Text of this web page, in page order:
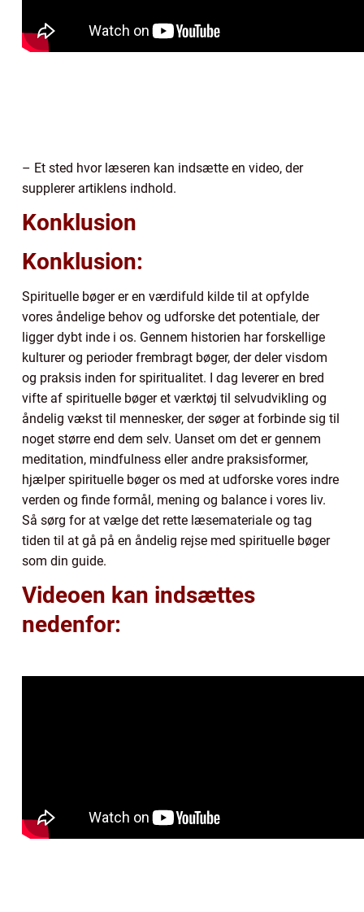
– Et sted hvor læseren kan indsætte en video, der
supplerer artiklens indhold.
Konklusion
Konklusion:
Spirituelle bøger er en værdifuld kilde til at opfylde
vores åndelige behov og udforske det potentiale, der
ligger dybt inde i os. Gennem historien har forskellige
kulturer og perioder frembragt bøger, der deler visdom
og praksis inden for spiritualitet. I dag leverer en bred
vifte af spirituelle bøger et værktøj til selvudvikling og
åndelig vækst til mennesker, der søger at forbinde sig til
noget større end dem selv. Uanset om det er gennem
meditation, mindfulness eller andre praksisformer,
hjælper spirituelle bøger os med at udforske vores indre
verden og finde formål, mening og balance i vores liv.
Så sørg for at vælge det rette læsemateriale og tag
tiden til at gå på en åndelig rejse med spirituelle bøger
som din guide.
Videoen kan indsættes
nedenfor: